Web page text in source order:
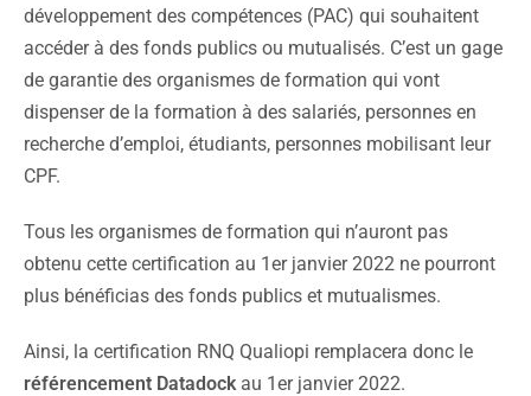
développement des compétences (PAC) qui souhaitent
accéder à des fonds publics ou mutualisés. C’est un gage
de garantie des organismes de formation qui vont
dispenser de la formation à des salariés, personnes en
recherche d’emploi, étudiants, personnes mobilisant leur
CPF.
Tous les organismes de formation qui n’auront pas
obtenu cette certification au 1er janvier 2022 ne pourront
plus bénéficias des fonds publics et mutualismes.
Ainsi, la certification RNQ Qualiopi remplacera donc le
référencement Datadock au 1er janvier 2022.